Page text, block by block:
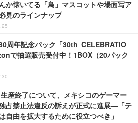
か懐いてる「鳥」マスコットや場面写ア
見のラインナップ
30周年記念パック「30th CELEBRATIO
で抽選販売受付中！1BOX（20パック
生産終了について、メキシコのゲーマー
占禁止法違反の訴えが正式に進展―「テ
自由を拡大するために役立つべき」